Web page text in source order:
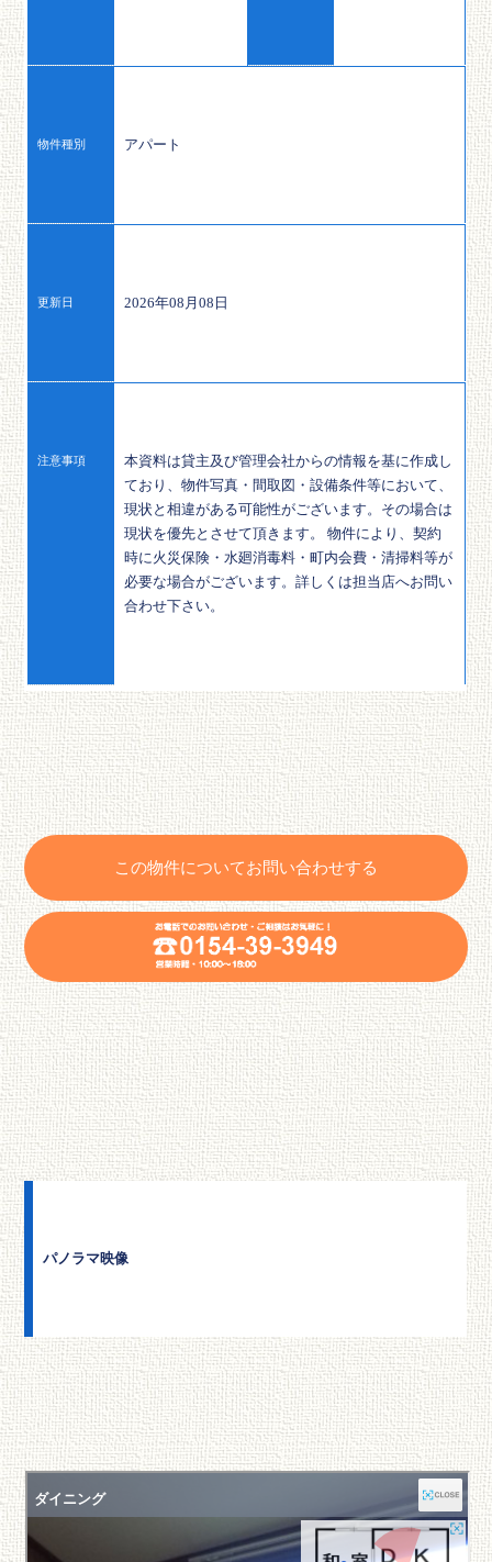
物件種別 アパート
更新日 2026年08月08日
注意事項
本資料は貸主及び管理会社からの情報を基に作成し
ており、物件写真・間取図・設備条件等において、
現状と相違がある可能性がございます。その場合は
現状を優先とさせて頂きます。 物件により、契約
時に火災保険・水廻消毒料・町内会費・清掃料等が
必要な場合がございます。詳しくは担当店へお問い
合わせ下さい。
この物件についてお問い合わせする
パノラマ映像